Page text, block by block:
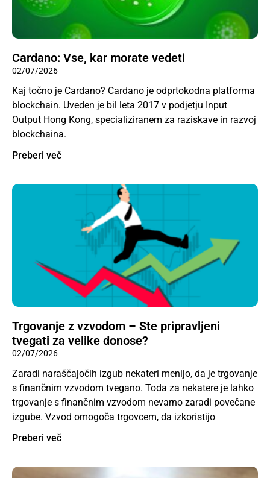
Cardano: Vse, kar morate vedeti
02/07/2026
Kaj točno je Cardano? Cardano je odprtokodna platforma
blockchain. Uveden je bil leta 2017 v podjetju Input
Output Hong Kong, specializiranem za raziskave in razvoj
blockchaina.
Preberi več
Trgovanje z vzvodom – Ste pripravljeni
tvegati za velike donose?
02/07/2026
Zaradi naraščajočih izgub nekateri menijo, da je trgovanje
s finančnim vzvodom tvegano. Toda za nekatere je lahko
trgovanje s finančnim vzvodom nevarno zaradi povečane
izgube. Vzvod omogoča trgovcem, da izkoristijo
Preberi več